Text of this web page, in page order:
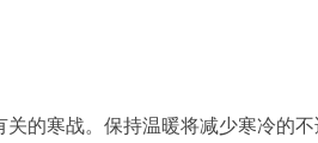
的寒战。保持温暖将减少寒冷的